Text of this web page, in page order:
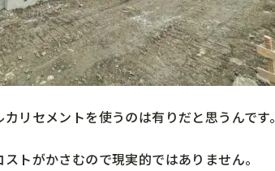
リセメントを使うのは有りだと思うんです。
トがかさむので現実的ではありません。